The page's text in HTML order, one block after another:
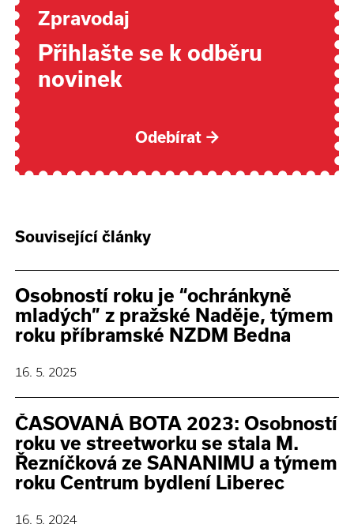
Zpravodaj
Přihlašte se k odběru
novinek
Odebírat →
Související články
Osobností roku je “ochránkyně
mladých” z pražské Naděje, týmem
roku příbramské NZDM Bedna
16. 5. 2025
ČASOVANÁ BOTA 2023: Osobností
roku ve streetworku se stala M.
Řezníčková ze SANANIMU a týmem
roku Centrum bydlení Liberec
16. 5. 2024